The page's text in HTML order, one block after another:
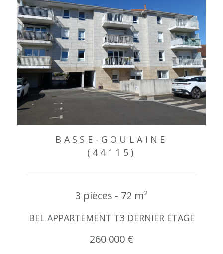
BASSE-GOULAINE
(44115)
3 pièces - 72 m²
BEL APPARTEMENT T3 DERNIER ETAGE
260 000 €